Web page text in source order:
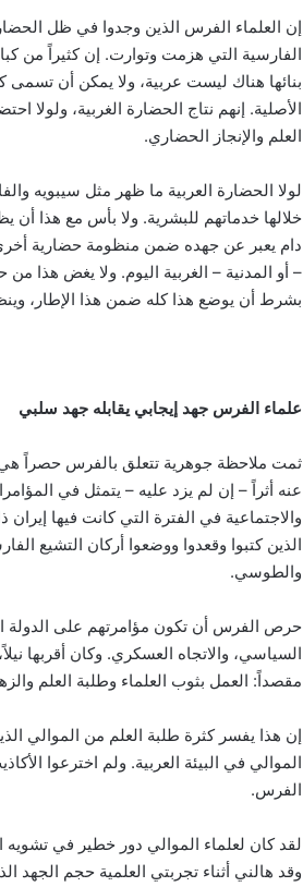
إن العلماء الفرس الذين وجدوا في ظل
الفارسية التي هزمت وتوارت. إن كثيراً من
بنائها هناك ليست عربية، ولا يمكن أن
الأصلية. إنهم نتاج الحضارة الغربية،
العلم والإنجاز الحضاري.
لولا الحضارة العربية ما ظهر مثل سيبويه
خلالها خدماتهم للبشرية. ولا بأس مع هذا
دام يعبر عن جهده ضمن منظومة حضارية
– أو المدنية – الغربية اليوم. ولا يغض هذا
بشرط أن يوضع هذا كله ضمن هذا الإطار،
علماء الفرس جهد إيجابي يقابله جهد سلبي
ثمت ملاحظة جوهرية تتعلق بالفرس حصراً هي
عنه أثراً – إن لم يزد عليه – يتمثل في
والاجتماعية في الفترة التي كانت فيها
الذين كتبوا وقعدوا ووضعوا أركان التشيع
والطوسي.
حرص الفرس أن تكون مؤامرتهم على الدولة
السياسي، والاتجاه العسكري. وكان أقربها
مقصداً: العمل بثوب العلماء وطلبة العلم
إن هذا يفسر كثرة طلبة العلم من الموالي
الموالي في البيئة العربية. ولم اخترعوا
الفرس.
لقد كان لعلماء الموالي دور خطير في تشويه
وقد هالني أثناء تجربتي العلمية حجم